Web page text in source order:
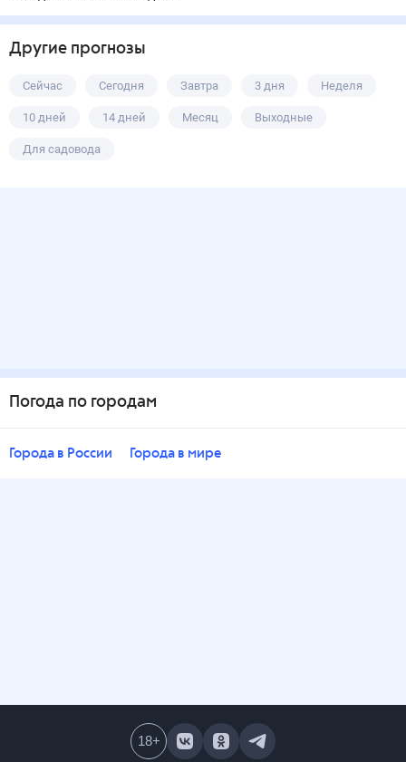
Другие прогнозы
Сейчас Сегодня Завтра 3 дня Неделя
10 дней 14 дней Месяц Выходные
Для садовода
Погода по городам
Города в России Города в мире
18+